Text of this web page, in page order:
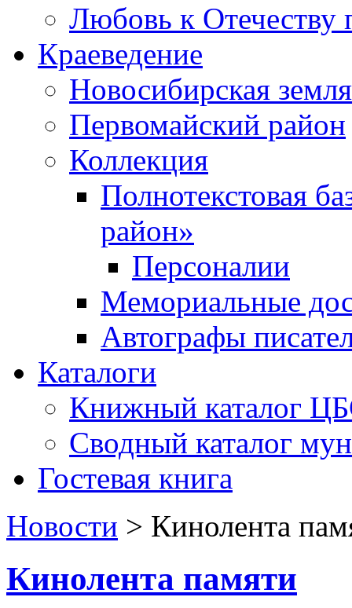
Любовь к Отечеству
Краеведение
Новосибирская земля
Первомайский район
Коллекция
Полнотекстовая
район»
Персоналии
Мемориальные
Автографы
Каталоги
Книжный каталог
Сводный каталог
Гостевая книга
Новости > Кинолента
Кинолента памяти